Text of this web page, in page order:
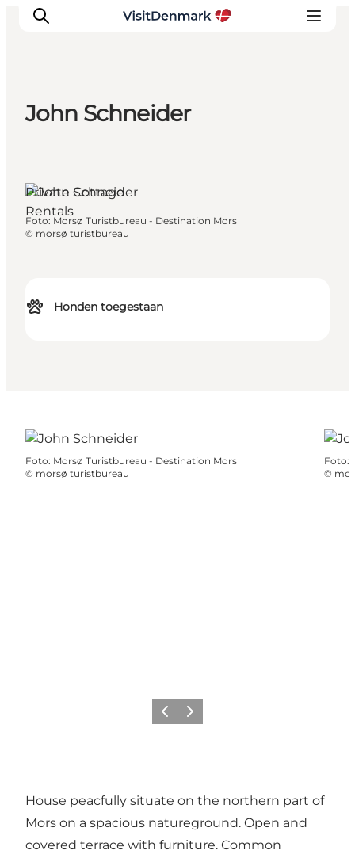
Wat te doen
Accommodaties
Plan je reis
John Schneider
Honden toegestaan
Private Cottage
Rentals
Foto: Morsø Turistbureau - Destination Mors
© morsø turistbureau
Foto: Morsø Turistbureau - Destination Mors
© morsø turistbureau
Foto:
©
Vorige Volgende
House peacfully situate on the northern part of
Mors on a spacious natureground. Open and
covered terrace with furniture. Common